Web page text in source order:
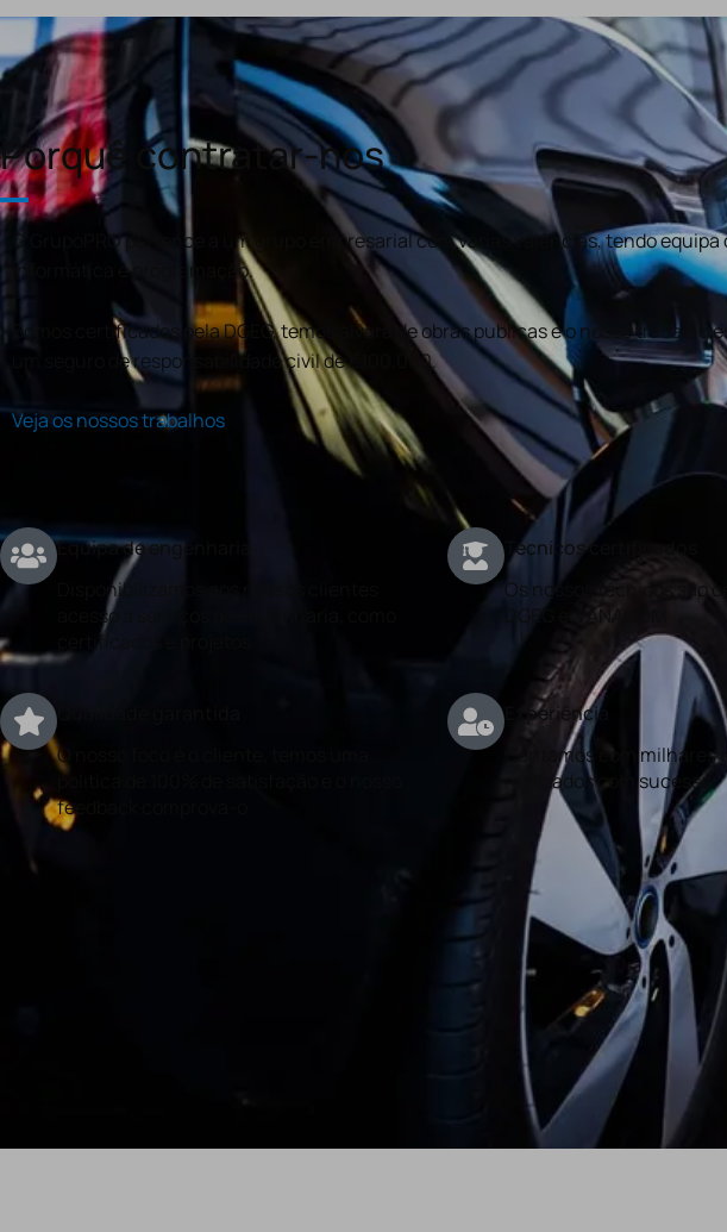
Porquê contratar-nos
O GrupoPRO pertence a um grupo empresarial com várias valências, tendo
informática e programação.
Somos certificados pela DGEG, temos alvará de obras publicas e o nosso trabalho
um seguro de responsabilidade civil de €100.000.
Veja os nossos trabalhos
Equipa de engenharia
Disponibilizamos aos nossos clientes
acesso a serviços de engenharia, como
certificados e projetos.
Técnicos certificados
Os nossos técnicos são
DGEG e a ANACOM
O nosso foco é o cliente, temos uma
politica de 100% de satisfação e o nosso
feedback comprova-o.
Experiência
Contamos com milhares
realizados com sucesso.